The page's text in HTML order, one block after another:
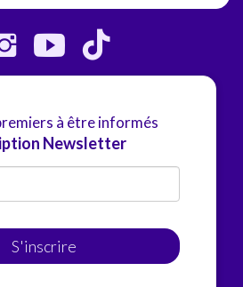
à être informés
Newsletter
S'inscrire